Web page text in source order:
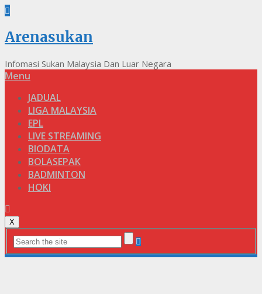
Arenasukan
Infomasi Sukan Malaysia Dan Luar Negara
Menu
JADUAL
LIGA MALAYSIA
EPL
LIVE STREAMING
BIODATA
BOLASEPAK
BADMINTON
HOKI
X